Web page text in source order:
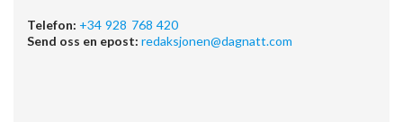
Telefon: +34 928 768 420
Send oss en epost: redaksjonen@dagnatt.com